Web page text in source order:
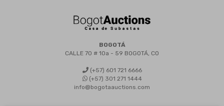
BOGOTÁ
CALLE 70 # 10a - 59 BOGOTÁ, CO
(+57) 601 721 6666
(+57) 301 271 1444
info@bogotaauctions.com